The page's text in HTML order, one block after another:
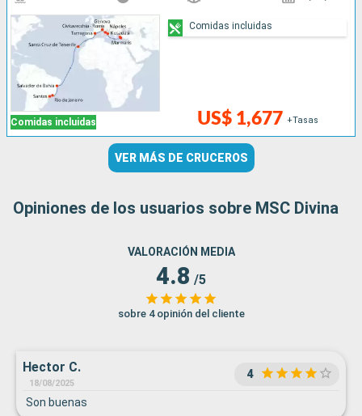
Comidas incluidas US$ 1,677 +Tasas
Comidas incluidas
VER MÁS DE CRUCEROS
Opiniones de los usuarios sobre MSC Divina
VALORACIÓN MEDIA
4.8 /5
sobre 4 opinión del cliente
Hector C.
18/08/2025
4
Son buenas